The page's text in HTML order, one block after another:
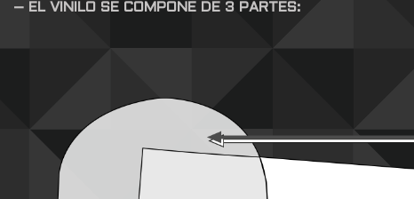
– EL VINILO SE COMPONE DE 3 PARTES: